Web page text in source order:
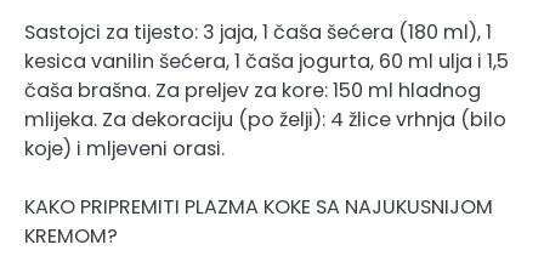
Sastojci za tijesto: 3 jaja, 1 čaša šećera (180 ml), 1
kesica vanilin šećera, 1 čaša jogurta, 60 ml ulja i 1,5
čaša brašna. Za preljev za kore: 150 ml hladnog
mlijeka. Za dekoraciju (po želji): 4 žlice vrhnja (bilo
koje) i mljeveni orasi.
KAKO PRIPREMITI PLAZMA KOKE SA NAJUKUSNIJOM
KREMOM?